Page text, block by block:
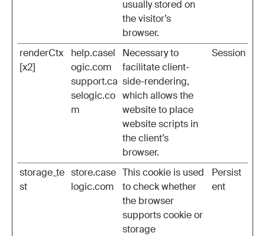
usually stored on
the visitor’s
browser.
renderCtx
[x2]
help.casel
ogic.com
support.ca
selogic.co
m
Necessary to
facilitate client-
side-rendering,
which allows the
website to place
website scripts in
the client’s
browser.
Session
storage_te
st
store.case
logic.com
This cookie is used
to check whether
the browser
supports cookie or
storage
Persist
ent